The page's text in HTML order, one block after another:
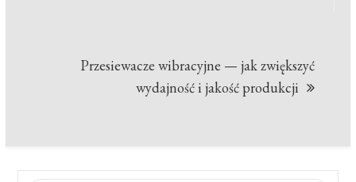
Przesiewacze wibracyjne — jak zwiększyć
wydajność i jakość produkcji